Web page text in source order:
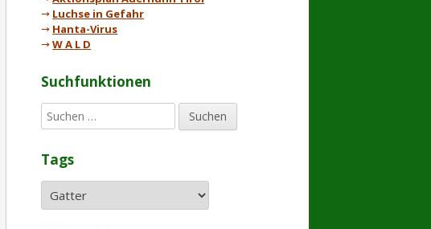
→ Luchse in Gefahr
→ Hanta-Virus
→W A L D
Suchfunktionen
u
h
e
n
Tags